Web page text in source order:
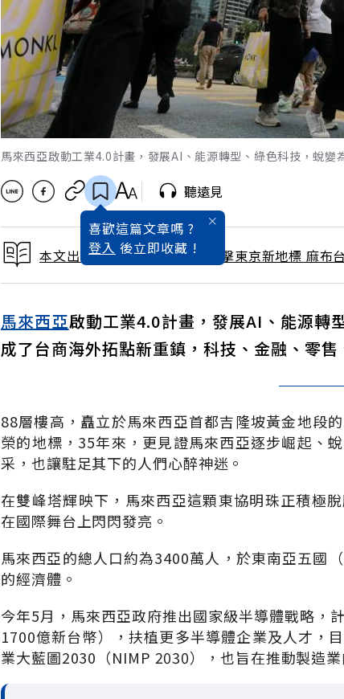
馬來西亞啟動工業4.0計畫，發展AI、能源轉型、綠色科技，蛻變
喜歡這篇文章嗎 ?
登入 後立即收藏 !
聽遠見
本文出自 2024 / 9月號雜誌 直擊東京新地標 麻布
馬來西亞啟動工業4.0計畫，發展AI、能源轉
成了台商海外拓點新重鎮，科技、金融、零
88層樓高，矗立於馬來西亞首都吉隆坡黃金地段
榮的地標，35年來，更見證馬來西亞逐步崛起、
采，也讓駐足其下的人們心醉神迷。
在雙峰塔輝映下，馬來西亞這顆東協明珠正積極
在國際舞台上閃閃發亮。
馬來西亞的總人口約為3400萬人，於東南亞五國
的經濟體。
今年5月，馬來西亞政府推出國家級半導體戰略，
1700億新台幣），扶植更多半導體企業及人才，
業大藍圖2030（NIMP 2030），也旨在推動製造